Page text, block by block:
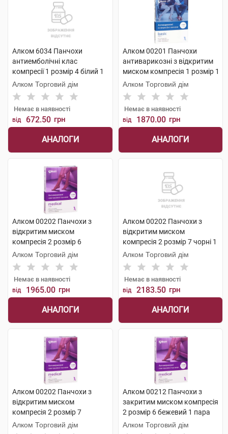
Алком 6034 Панчохи
антиемболічні клас
компресії 1 розмір 4 білий 1
пара
Алком Торговий дім
Немає в наявності
від 672.50 грн
АНАЛОГИ
Алком 00201 Панчохи
антиварикозні з відкритим
миском компресія 1 розмір 1
бежевий 1 пара
Алком Торговий дім
Немає в наявності
від 1870.00 грн
АНАЛОГИ
Алком 00202 Панчохи з
відкритим миском
компресія 2 розмір 6
бежевий 1 пара
Алком Торговий дім
Немає в наявності
від 1965.00 грн
АНАЛОГИ
Алком 00202 Панчохи з
відкритим миском
компресія 2 розмір 7 чорні 1
пара
Алком Торговий дім
Немає в наявності
від 2183.50 грн
АНАЛОГИ
Алком 00202 Панчохи з
відкритим миском
компресія 2 розмір 7
бежевий 1 пара
Алком Торговий дім
Алком 00212 Панчохи з
закритим миском компресія
2 розмір 6 бежевий 1 пара
Алком Торговий дім